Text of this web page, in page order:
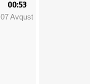
00:53
07 Avqust